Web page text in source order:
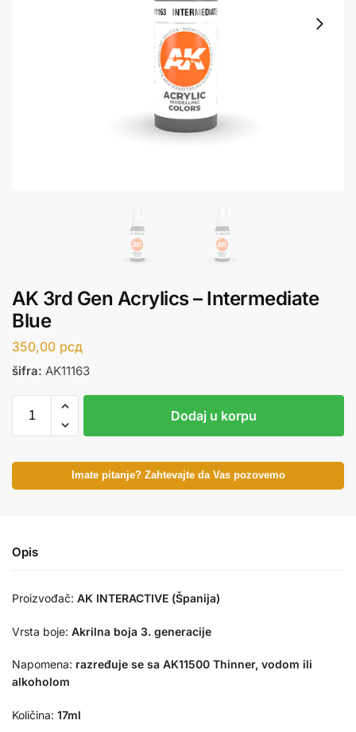
AK 3rd Gen Acrylics – Intermediate
Blue
350,00 рсд
šifra: AK11163
Dodaj u korpu
Imate pitanje? Zahtevajte da Vas pozovemo
Opis
Proizvođač: AK INTERACTIVE (Španija)
Vrsta boje: Akrilna boja 3. generacije
Napomena: razređuje se sa AK11500 Thinner, vodom ili
alkoholom
Količina: 17ml